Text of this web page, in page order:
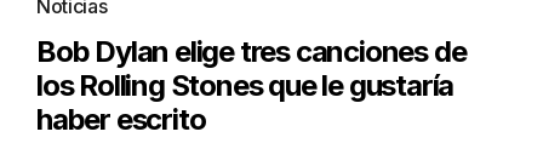
Noticias
Bob Dylan elige tres canciones de
los Rolling Stones que le gustaría
haber escrito